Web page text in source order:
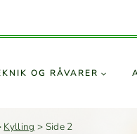
OG RÅVARER
Kylling > Side 2